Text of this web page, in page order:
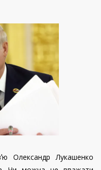
Олександр Лукашенко